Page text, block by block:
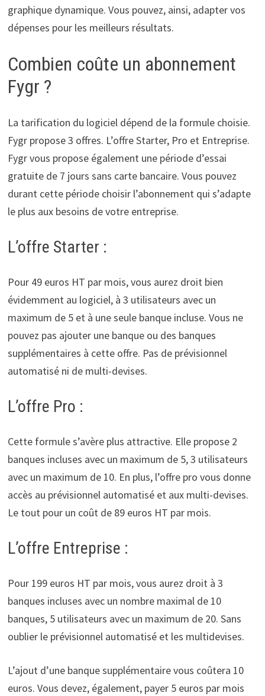
graphique dynamique. Vous pouvez, ainsi, adapter vos
dépenses pour les meilleurs résultats.
Combien coûte un abonnement
Fygr ?
La tarification du logiciel dépend de la formule choisie.
Fygr propose 3 offres. L’offre Starter, Pro et Entreprise.
Fygr vous propose également une période d’essai
gratuite de 7 jours sans carte bancaire. Vous pouvez
durant cette période choisir l’abonnement qui s’adapte
le plus aux besoins de votre entreprise.
L’offre Starter :
Pour 49 euros HT par mois, vous aurez droit bien
évidemment au logiciel, à 3 utilisateurs avec un
maximum de 5 et à une seule banque incluse. Vous ne
pouvez pas ajouter une banque ou des banques
supplémentaires à cette offre. Pas de prévisionnel
automatisé ni de multi-devises.
L’offre Pro :
Cette formule s’avère plus attractive. Elle propose 2
banques incluses avec un maximum de 5, 3 utilisateurs
avec un maximum de 10. En plus, l’offre pro vous donne
accès au prévisionnel automatisé et aux multi-devises.
Le tout pour un coût de 89 euros HT par mois.
L’offre Entreprise :
Pour 199 euros HT par mois, vous aurez droit à 3
banques incluses avec un nombre maximal de 10
banques, 5 utilisateurs avec un maximum de 20. Sans
oublier le prévisionnel automatisé et les multidevises.
L’ajout d’une banque supplémentaire vous coûtera 10
euros. Vous devez, également, payer 5 euros par mois